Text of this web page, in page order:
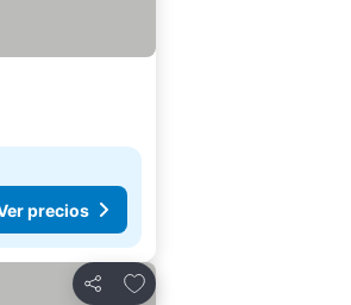
precios
Compartir
Añadir a favoritos